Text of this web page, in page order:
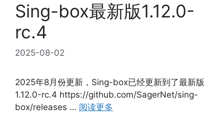
Sing-box最新版1.12.0-
rc.4
2025-08-02
2025年8月份更新，Sing-box已经更新到了最新版
1.12.0-rc.4 https://github.com/SagerNet/sing-
box/releases … 阅读更多